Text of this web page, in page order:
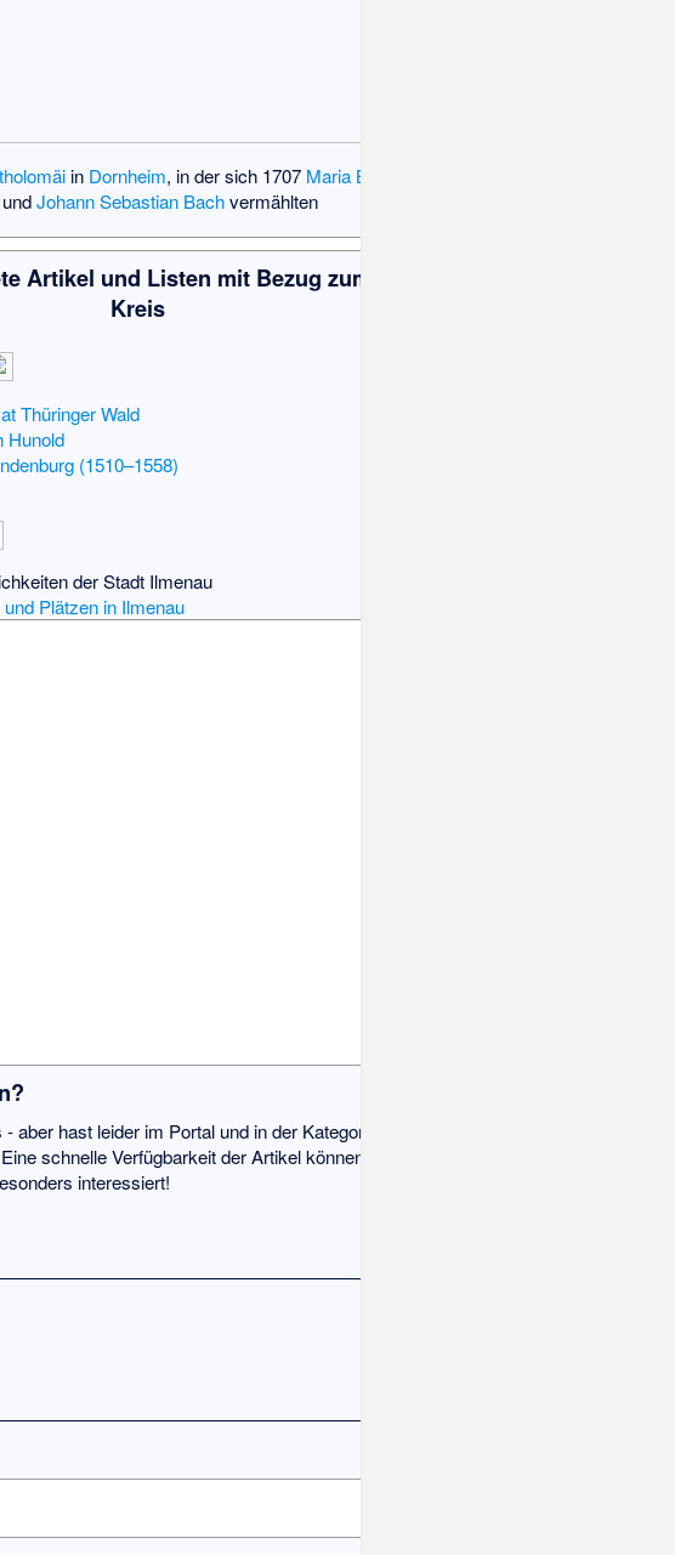
in Dornheim, in der sich 1707 Maria Barbara
undJohann Sebastian Bachvermählten
Artikel und Listen mit Bezug zum Ilm-
Kreis
Thüringer Wald
Hunold
(1510–1558)
der Stadt Ilmenau
Plätzen in Ilmenau
aber hast leider im Portal und in der Kategorie:Ilm-
schnelle Verfügbarkeit der Artikel können wir zwar
interessiert!